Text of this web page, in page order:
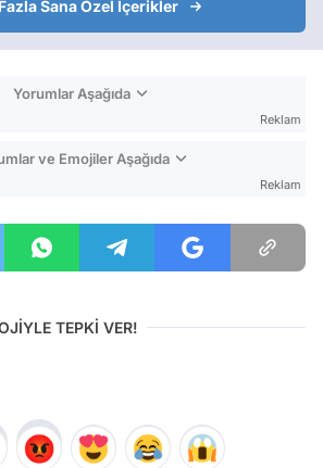
Sana Özel İçerikler
Yorumlar Aşağıda
Reklam
ve Emojiler Aşağıda
Reklam
TEPKİ VER!